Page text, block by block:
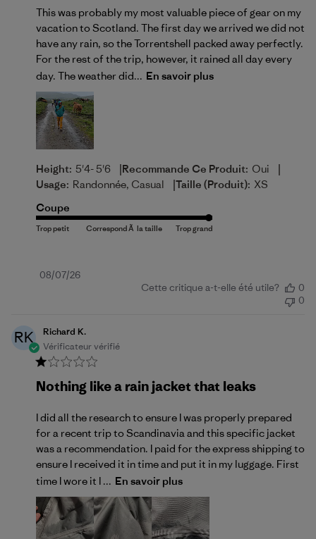
This was probably my most valuable piece of gear on my
vacation to Scotland. The first day we arrived we did not
have any rain, so the Torrentshell packed away perfectly.
For the rest of the trip, however, it rained all day every
day. The weather did... En savoir plus
Height: 5'4- 5'6 |Recommande Ce Produit: Oui |
Usage: Randonnée, Casual |Taille (produit): XS
Coupe
Date
08/07/26
Cette critique a-t-elle été utile?
0
0
RK
Richard K.
Vérificateur vérifié
Nothing like a rain jacket that leaks
I did all the research to ensure I was properly prepared
for a recent trip to Scandinavia and this specific jacket
was a recommendation. I paid for the express shipping to
ensure I received it in time and put it in my luggage. First
time I wore it I ... En savoir plus